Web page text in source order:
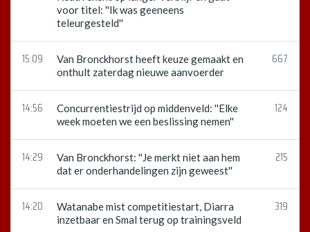
voor titel: ''Ik was geeneens
teleurgesteld''
15:09
Van Bronckhorst heeft keuze gemaakt en
onthult zaterdag nieuwe aanvoerder
667
14:56
Concurrentiestrijd op middenveld: ''Elke
week moeten we een beslissing nemen''
124
14:29
Van Bronckhorst: ''Je merkt niet aan hem
dat er onderhandelingen zijn geweest''
215
14:20
Watanabe mist competitiestart, Diarra
inzetbaar en Smal terug op trainingsveld
319